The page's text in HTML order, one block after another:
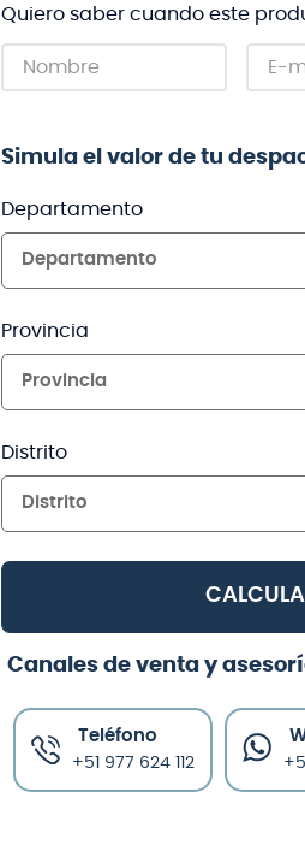
Quiero saber cuando este
Simula el valor de tu
Departamento
Departamento
Provincia
Provincia
Distrito
Distrito
Canales de venta y
Teléfono
+51 977 624 112